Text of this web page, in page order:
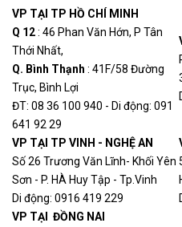
VP TẠI TP HỒ CHÍ MINH
Q 12: 46 Phan Văn Hớn, P Tân
Thới Nhất,
Q. Bình Thạn h : 41F/58 Đường
Trục, Bình Lợi
ĐT: 08 36 100 940 - Di động: 091
641 92 29
VP TẠI TP VINH - NGHỆ AN
Số 26 Trương Văn Lĩnh- Khối Yên
Sơn - P. HÀ Huy Tập - Tp.Vinh
Di động: 0916 419 229
VP TẠI ĐỒNG NAI